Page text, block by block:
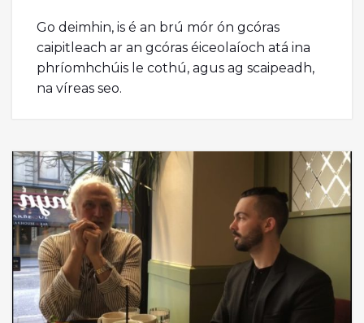
Go deimhin, is é an brú mór ón gcóras
caipitleach ar an gcóras éiceolaíoch atá ina
phríomhchúis le cothú, agus ag scaipeadh,
na víreas seo.